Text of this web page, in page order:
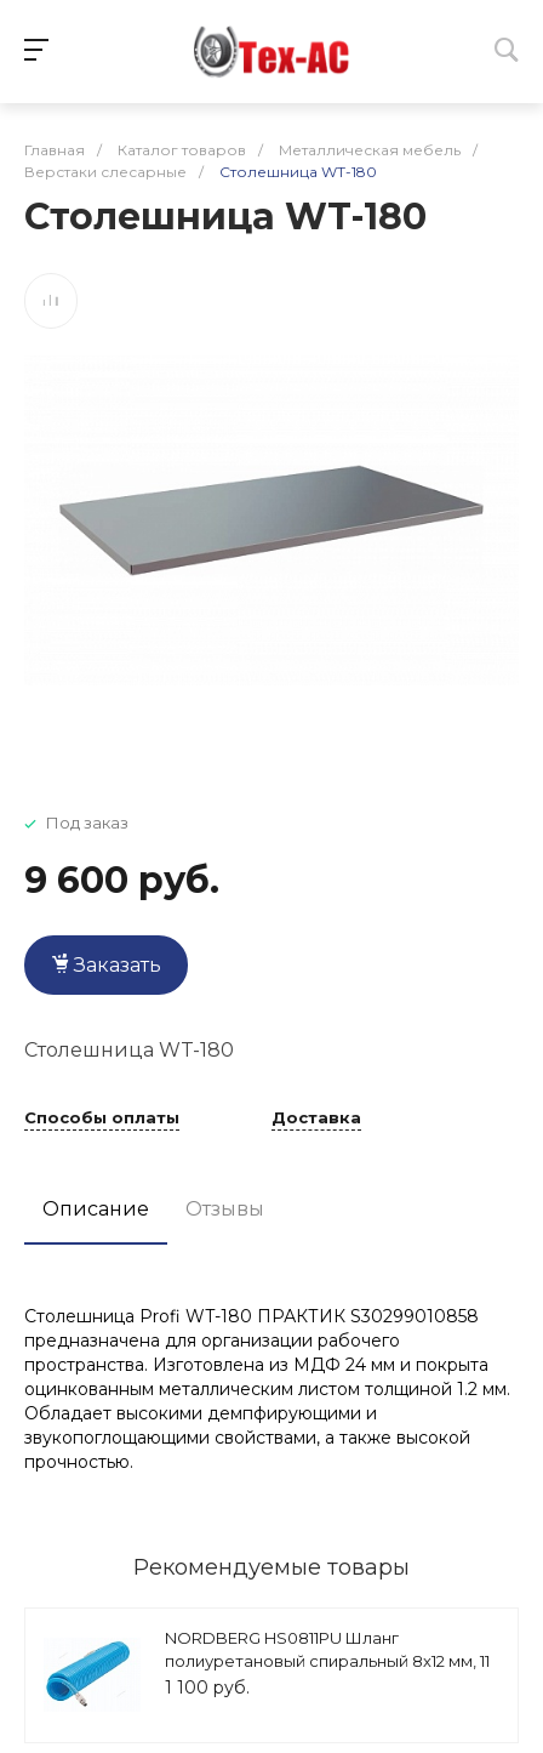
Главная / Каталог товаров / Металлическая мебель
/
Верстаки слесарные
/ Столешница WT-180
Столешница WT-180
Под заказ
9 600 руб.
Заказать
Столешница WT-180
Способы оплаты Доставка
Описание Отзывы
Столешница Profi WT-180 ПРАКТИК S30299010858
предназначена для организации рабочего
пространства. Изготовлена из МДФ 24 мм и покрыта
оцинкованным металлическим листом толщиной 1.2 мм.
Обладает высокими демпфирующими и
звукопоглощающими свойствами, а также высокой
прочностью.
Рекомендуемые товары
NORDBERG HS0811PU Шланг
полиуретановый спиральный 8х12 мм, 11
м1 100 руб.